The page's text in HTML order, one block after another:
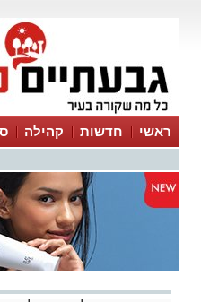
ראשי חדשות קהילה
>לייף סטייל
הגשם סוף סוף
לראות, ולהנות